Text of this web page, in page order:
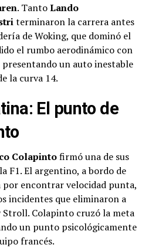
. TantoLando
terminaron la carrera antes
de Woking, que dominó el
el rumbo aerodinámico con
presentando un auto inestable
la curva 14.
El punto de
Colapintofirmó una de sus
F1. El argentino, a bordo de
por encontrar velocidad punta,
incidentes que eliminaron a
Stroll. Colapinto cruzó la meta
un punto psicológicamente
francés.